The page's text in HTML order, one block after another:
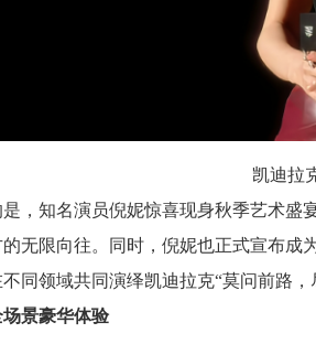
凯迪拉
，知名演员倪妮惊喜现身秋季艺术盛
无限向往。同时，倪妮也正式宣布
同领域共同演绎凯迪拉克“莫问前路
景豪华体验